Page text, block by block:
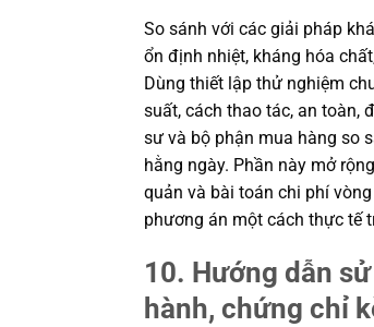
So sánh với các giải pháp
ổn định nhiệt, kháng hóa
Dùng thiết lập thử nghiệm
suất, cách thao tác, an toàn,
sư và bộ phận mua hàng so
hằng ngày. Phần này mở
quản và bài toán chi phí
phương án một cách thực tế
10. Hướng dẫn
hành, chứng chỉ